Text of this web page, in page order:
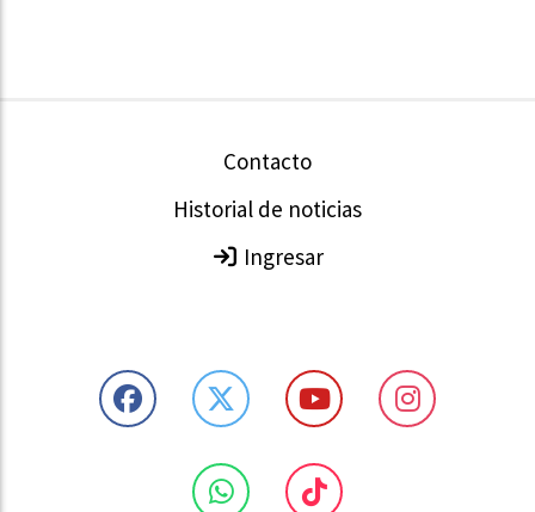
Contacto
Historial de noticias
Ingresar